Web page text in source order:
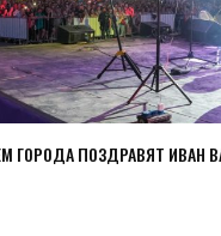
ПОЗДРАВЯТ ИВАН